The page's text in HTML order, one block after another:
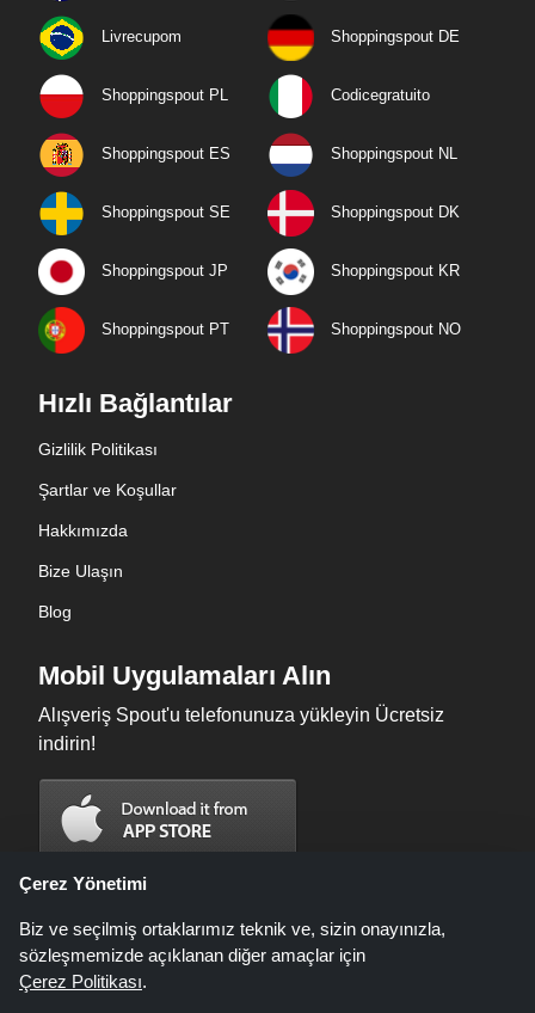
Livrecupom Shoppingspout DE
Shoppingspout PL Codicegratuito
Shoppingspout ES Shoppingspout NL
Shoppingspout SE Shoppingspout DK
Shoppingspout JP Shoppingspout KR
Shoppingspout PT Shoppingspout NO
Hızlı Bağlantılar
Gizlilik Politikası
Şartlar ve Koşullar
Hakkımızda
Bize Ulaşın
Blog
Mobil Uygulamaları Alın
Alışveriş Spout'u telefonunuza yükleyin Ücretsiz
indirin!
Çerez Yönetimi
Biz ve seçilmiş ortaklarımız teknik ve, sizin onayınızla,
sözleşmemizde açıklanan diğer amaçlar için
Çerez Politikası.